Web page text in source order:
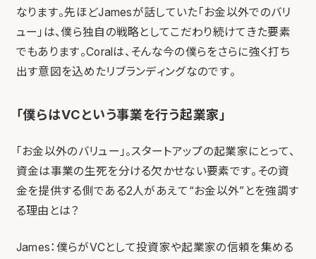
なります。先ほどJamesが話していた「お金以外でのバリ
ュー」は、僕ら独自の戦略としてこだわり続けてきた要素
でもあります。Coralは、そんな今の僕らをさらに強く打ち
出す意図を込めたリブランディングなのです。
「僕らはVCという事業を行う起業家」
「お金以外のバリュー」。スタートアップの起業家にとって、
資金は事業の生死を分ける欠かせない要素です。その資
金を提供する側である2人があえて“お金以外”とを強調す
る理由とは？
James：僕らがVCとして投資家や起業家の信頼を集める